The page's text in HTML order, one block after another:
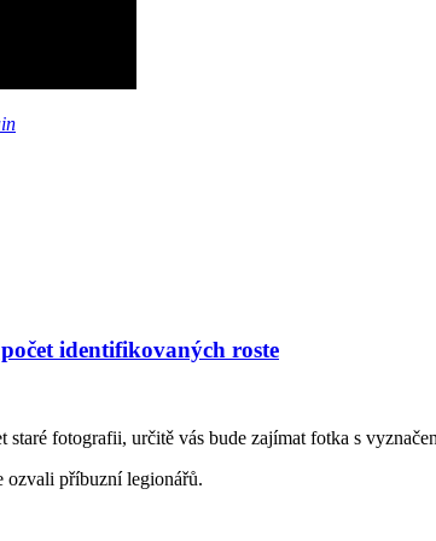
identifikovaných roste
staré fotografii, určitě vás bude zajímat fotka s
ozvali příbuzní legionářů.